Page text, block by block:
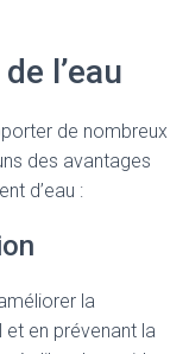
l’eau
de nombreux
des avantages
d’eau :
la
et en prévenant la